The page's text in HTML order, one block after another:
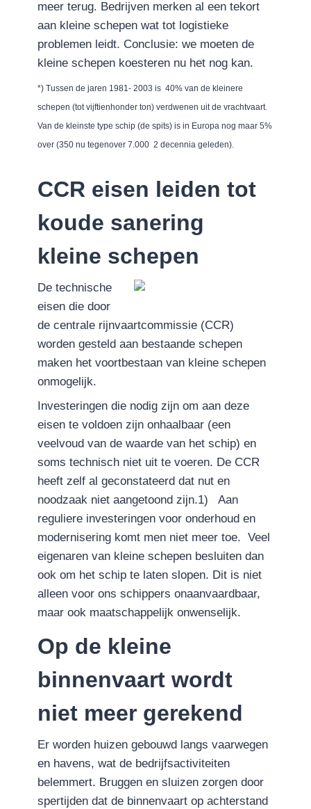
meer terug. Bedrijven merken al een tekort
aan kleine schepen wat tot logistieke
problemen leidt. Conclusie: we moeten de
kleine schepen koesteren nu het nog kan.
*) Tussen de jaren 1981- 2003 is 40% van de kleinere
schepen (tot vijftienhonder ton) verdwenen uit de vrachtvaart.
Van de kleinste type schip (de spits) is in Europa nog maar 5%
over (350 nu tegenover 7.000 2 decennia geleden).
CCR eisen leiden tot
koude sanering
kleine schepen
De technische
eisen die door
de centrale rijnvaartcommissie (CCR)
worden gesteld aan bestaande schepen
maken het voortbestaan van kleine schepen
onmogelijk.
Investeringen die nodig zijn om aan deze
eisen te voldoen zijn onhaalbaar (een
veelvoud van de waarde van het schip) en
soms technisch niet uit te voeren. De CCR
heeft zelf al geconstateerd dat nut en
noodzaak niet aangetoond zijn.1) Aan
reguliere investeringen voor onderhoud en
modernisering komt men niet meer toe. Veel
eigenaren van kleine schepen besluiten dan
ook om het schip te laten slopen. Dit is niet
alleen voor ons schippers onaanvaardbaar,
maar ook maatschappelijk onwenselijk.
Op de kleine
binnenvaart wordt
niet meer gerekend
Er worden huizen gebouwd langs vaarwegen
en havens, wat de bedrijfsactiviteiten
belemmert. Bruggen en sluizen zorgen door
spertijden dat de binnenvaart op achterstand